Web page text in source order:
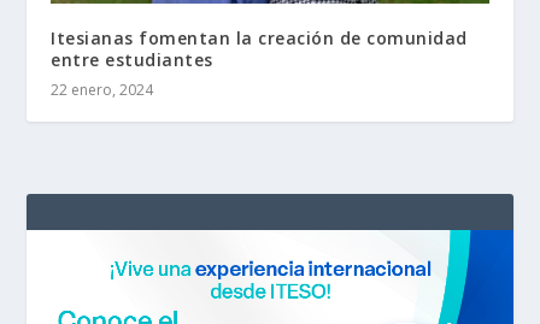
Itesianas fomentan la creación de comunidad
entre estudiantes
22 enero, 2024